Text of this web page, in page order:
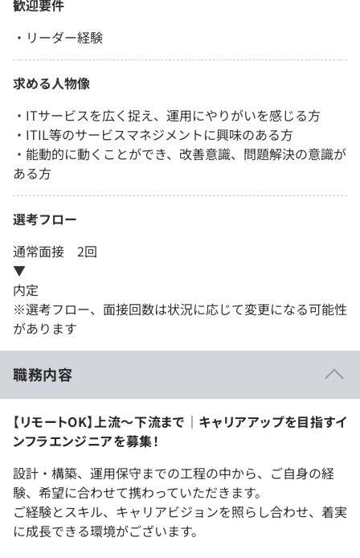
歓迎要件
・リーダー経験
求める人物像
・ITサービスを広く捉え、運用にやりがいを感じる方
・ITIL等のサービスマネジメントに興味のある方
・能動的に動くことができ、改善意識、問題解決の意識が
ある方
選考フロー
通常面接 2回
▼
内定
※選考フロー、面接回数は状況に応じて変更になる可能性
があります
職務内容
【リモートOK】上流〜下流まで｜キャリアアップを目指すイ
ンフラエンジニアを募集！
設計・構築、運用保守までの工程の中から、ご自身の経
験、希望に合わせて携わっていただきます。
ご経験とスキル、キャリアビジョンを照らし合わせ、着実
に成長できる環境がございます。